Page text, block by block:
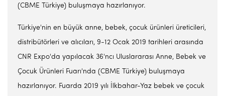
(CBME Türkiye) buluşmaya hazırlanıyor.
Türkiye'nin en büyük anne, bebek, çocuk ürünleri üreticileri,
distribütörleri ve alıcıları, 9-12 Ocak 2019 tarihleri arasında
CNR Expo'da yapılacak 36'ncı Uluslararası Anne, Bebek ve
Çocuk Ürünleri Fuarı'nda (CBME Türkiye) buluşmaya
hazırlanıyor. Fuarda 2019 yılı İlkbahar-Yaz bebek ve çocuk